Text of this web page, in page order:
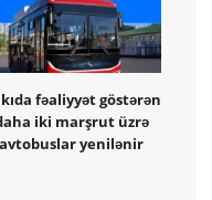
fəaliyyət göstərən
iki marşrut üzrə
avtobuslar yenilənir